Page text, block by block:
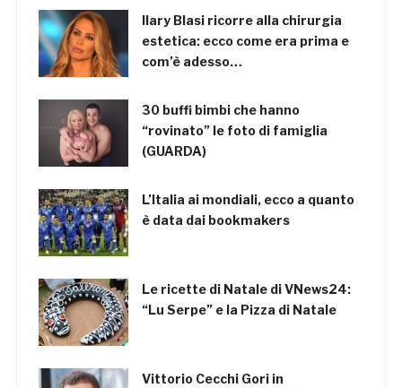
Ilary Blasi ricorre alla chirurgia
estetica: ecco come era prima e
com’è adesso…
30 buffi bimbi che hanno
“rovinato” le foto di famiglia
(GUARDA)
L’Italia ai mondiali, ecco a quanto
è data dai bookmakers
Le ricette di Natale di VNews24:
“Lu Serpe” e la Pizza di Natale
Vittorio Cecchi Gori in